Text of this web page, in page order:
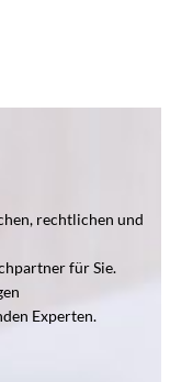
rechtlichen und
für Sie.
Experten.